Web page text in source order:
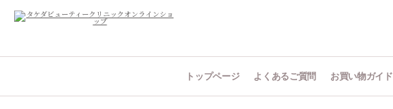
トップページ よくあるご質問 お買い物ガイド